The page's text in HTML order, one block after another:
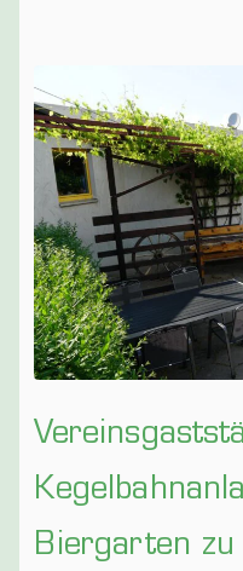
Biergarten zu